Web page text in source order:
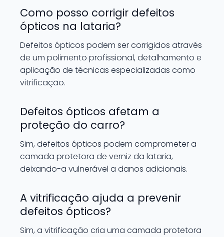
Como posso corrigir defeitos
ópticos na lataria?
Defeitos ópticos podem ser corrigidos através
de um polimento profissional, detalhamento e
aplicação de técnicas especializadas como
vitrificação.
Defeitos ópticos afetam a
proteção do carro?
Sim, defeitos ópticos podem comprometer a
camada protetora de verniz da lataria,
deixando-a vulnerável a danos adicionais.
A vitrificação ajuda a prevenir
defeitos ópticos?
Sim, a vitrificação cria uma camada protetora